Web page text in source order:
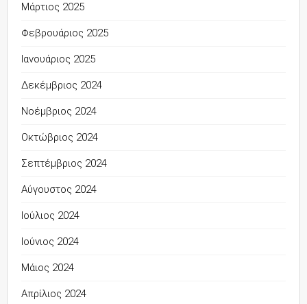
Μάρτιος 2025
Φεβρουάριος 2025
Ιανουάριος 2025
Δεκέμβριος 2024
Νοέμβριος 2024
Οκτώβριος 2024
Σεπτέμβριος 2024
Αύγουστος 2024
Ιούλιος 2024
Ιούνιος 2024
Μάιος 2024
Απρίλιος 2024